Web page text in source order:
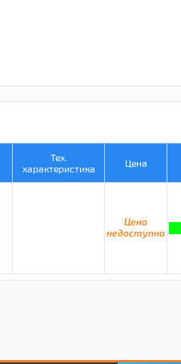
Тех.
характеристика
Цена
Цена
недоступна